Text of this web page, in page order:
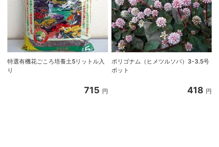
特選有機花ごころ培養土5リットル入
り
715 円
ポリゴナム（ヒメツルソバ）3-3.5号
ポット
418 円